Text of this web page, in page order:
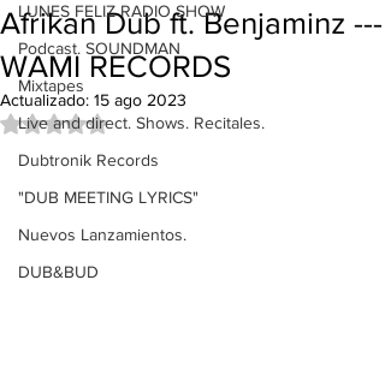
LUNES FELIZ RADIO SHOW
Podcast. SOUNDMAN
Mixtapes
Live and direct. Shows. Recitales.
Dubtronik Records
"DUB MEETING LYRICS"
Nuevos Lanzamientos.
DUB&BUD
Afrikan Dub ft. Benjaminz ---
WAMI RECORDS
Actualizado: 15 ago 2023
Obtuvo NaN de 5 estrellas.